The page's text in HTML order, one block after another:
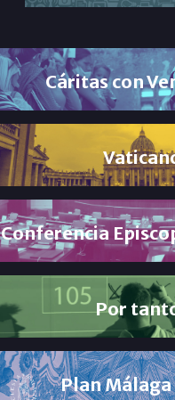
Cáritas con
Conferencia
Por
Plan Málaga